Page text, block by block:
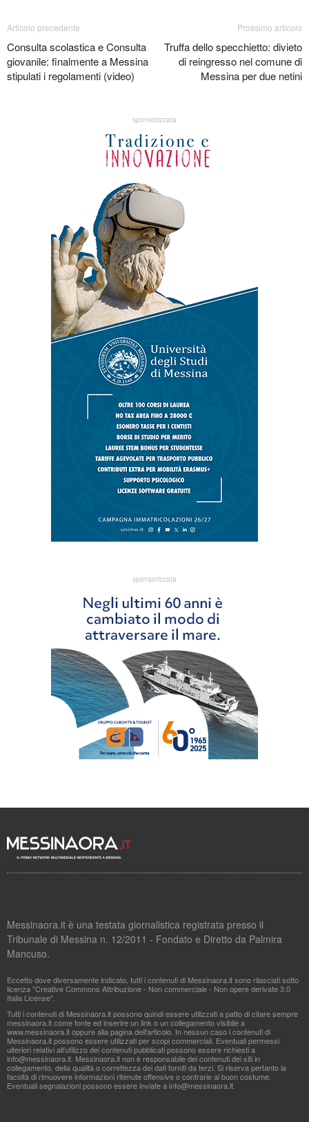
Articolo precedente
Consulta scolastica e Consulta
giovanile: finalmente a Messina
stipulati i regolamenti (video)
Prossimo articolo
Truffa dello specchietto: divieto
di reingresso nel comune di
Messina per due netini
sponsorizzata
sponsorizzata
Messinaora.it è una testata giornalistica registrata presso il
Tribunale di Messina n. 12/2011 - Fondato e Diretto da Palmira
Mancuso.
Eccetto dove diversamente indicato, tutti i contenuti di Messinaora.it sono rilasciati sotto
licenza "Creative Commons Attribuzione - Non commerciale - Non opere derivate 3.0
Italia License".
Tutti i contenuti di Messinaora.it possono quindi essere utilizzati a patto di citare sempre
messinaora.it come fonte ed inserire un link o un collegamento visibile a
www.messinaora.it oppure alla pagina dell'articolo. In nessun caso i contenuti di
Messinaora.it possono essere utilizzati per scopi commerciali. Eventuali permessi
ulteriori relativi all'utilizzo dei contenuti pubblicati possono essere richiesti a
info@messinaora.it . Messinaora.it non è responsabile dei contenuti dei siti in
collegamento, della qualità o correttezza dei dati forniti da terzi. Si riserva pertanto la
facoltà di rimuovere informazioni ritenute offensive o contrarie al buon costume.
Eventuali segnalazioni possono essere inviate ainfo@messinaora.it